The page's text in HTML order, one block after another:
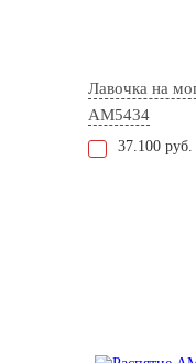
Лавочка на
AM5434
37.100 руб.